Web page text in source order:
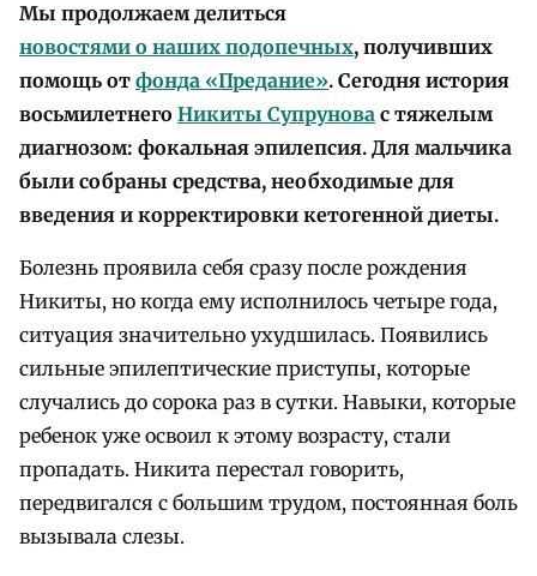
Мы продолжаем делиться
новостями о наших подопечных, получивших
помощь от фонда «Предание». Сегодня история
восьмилетнего Никиты Супрунова с тяжелым
диагнозом: фокальная эпилепсия. Для мальчика
были собраны средства, необходимые для
введения и корректировки кетогенной диеты.
Болезнь проявила себя сразу после рождения
Никиты, но когда ему исполнилось четыре года,
ситуация значительно ухудшилась. Появились
сильные эпилептические приступы, которые
случались до сорока раз в сутки. Навыки, которые
ребенок уже освоил к этому возрасту, стали
пропадать. Никита перестал говорить,
передвигался с большим трудом, постоянная боль
вызывала слезы.